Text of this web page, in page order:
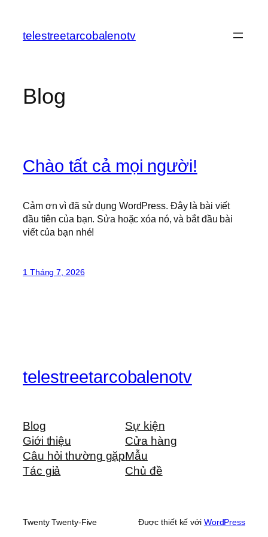
phầntelestreetarcobalenotv
Blog
Chào tất cả mọi người!
Cảm ơn vì đã sử dụng WordPress. Đây là bài viết
đầu tiên của bạn. Sửa hoặc xóa nó, và bắt đầu bài
viết của bạn nhé!
1 Tháng 7, 2026
telestreetarcobalenotv
Blog
Giới thiệu
Câu hỏi thường gặp
Tác giả
Sự kiện
Cửa hàng
Mẫu
Chủ đề
Twenty Twenty-Five Được thiết kế với WordPress